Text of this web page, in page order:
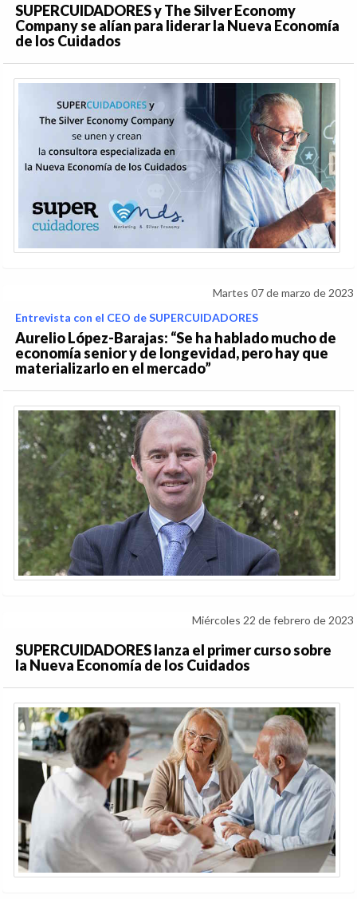
SUPERCUIDADORES y The Silver Economy
Company se alían para liderar la Nueva Economía
de los Cuidados
Martes 07 de marzo de 2023
Entrevista con el CEO de SUPERCUIDADORES
Aurelio López-Barajas: “Se ha hablado mucho de
economía senior y de longevidad, pero hay que
materializarlo en el mercado”
Miércoles 22 de febrero de 2023
SUPERCUIDADORES lanza el primer curso sobre
la Nueva Economía de los Cuidados